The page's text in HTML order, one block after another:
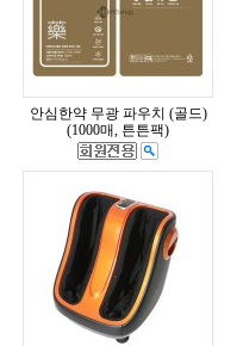
안심한약 무광 파우치 (골드)
(1000매, 튼튼팩)